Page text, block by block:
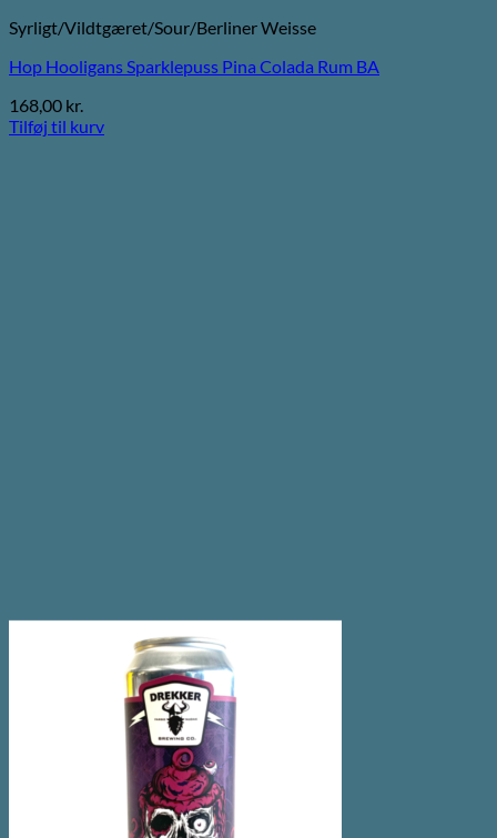
Syrligt/Vildtgæret/Sour/Berliner Weisse
Hop Hooligans Sparklepuss Pina Colada Rum BA
168,00 kr.
Tilføj til kurv